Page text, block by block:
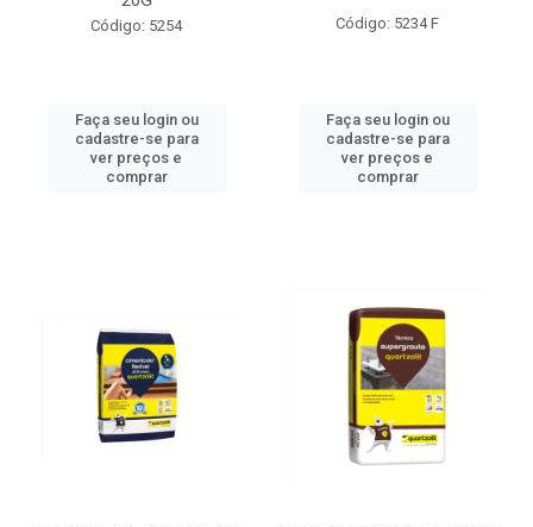
Código: 5254
Faça seu login ou
cadastre-se para
ver preços e
comprar
Código: 5234 F
Faça seu login ou
cadastre-se para
ver preços e
comprar